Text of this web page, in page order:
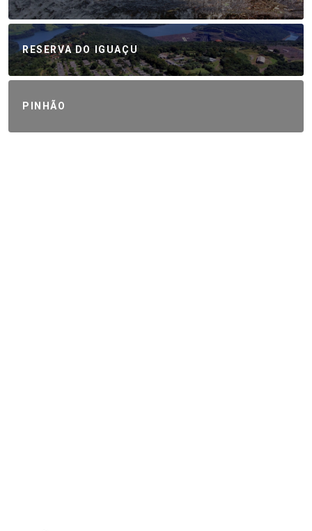
RESERVA DO IGUAÇU
PINHÃO